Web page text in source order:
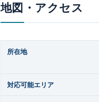
地図・アクセス
所在地
対応可能エリア